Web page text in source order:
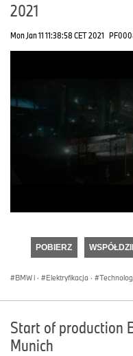
2021
Mon Jan 11 11:38:58 CET 2021
seconds
POBIERZ
BMW i · Elektryfikacja ·
Start of production
Munich